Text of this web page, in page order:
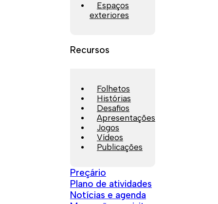
Espaços
exteriores
Recursos
Folhetos
Histórias
Desafios
Apresentações
Jogos
Vídeos
Publicações
Preçário
Plano de atividades
Notícias e agenda